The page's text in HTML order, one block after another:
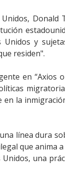
Unidos y
residen".
en
en la
línea dura
que anima
una